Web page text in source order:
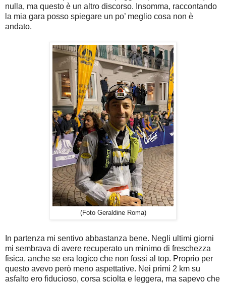
nulla, ma questo è un altro discorso. Insomma, raccontando
la mia gara posso spiegare un po’ meglio cosa non è
andato.
(Foto Geraldine Roma)
In partenza mi sentivo abbastanza bene. Negli ultimi giorni
mi sembrava di avere recuperato un minimo di freschezza
fisica, anche se era logico che non fossi al top. Proprio per
questo avevo però meno aspettative. Nei primi 2 km su
asfalto ero fiducioso, corsa sciolta e leggera, ma sapevo che